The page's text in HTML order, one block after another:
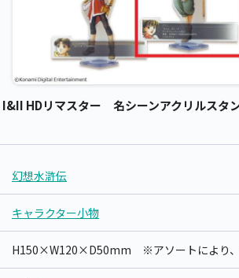
I&II HDリマスター 名シーンアクリルスタ
幻想水滸伝
キャラクター小物
H150×W120×D50mm ※アソートにより、